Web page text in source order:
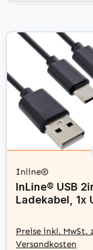
Inline®
InLine® USB
Ladekabel, 1x
USB-C Stecker,
schwarz 1m
Preise inkl. MwSt.
Versandkosten